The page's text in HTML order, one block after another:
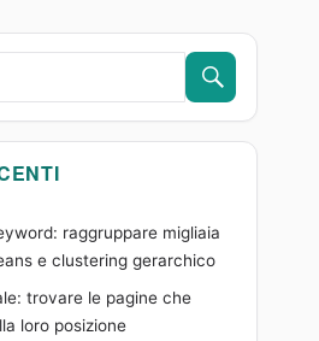
BoultonCERCA
raggruppare migliaia
e clustering gerarchico
trovare le pagine che
loro posizione